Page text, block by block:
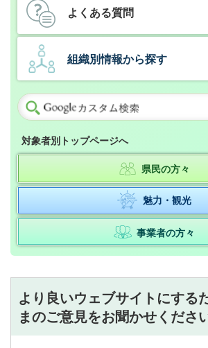
よくある質問
組織別情報から探す
対象者別トップページへ
県民の方々
魅力・観光
事業者の方々
より良いウェブサイトにする
まのご意見をお聞かせくださ